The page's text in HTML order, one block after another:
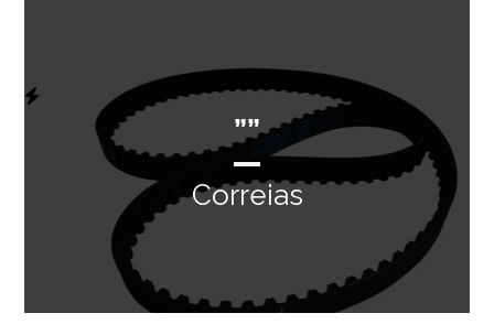
””
Correias